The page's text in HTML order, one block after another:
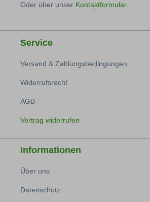
Oder über unser Kontaktformular.
Service
Versand & Zahlungsbedingungen
Widerrufsrecht
AGB
Vertrag widerrufen
Informationen
Über uns
Datenschutz